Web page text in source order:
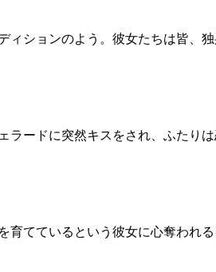
ィションのよう。彼女たちは皆、
ードに突然キスをされ、ふたり
てているという彼女に心奪われ